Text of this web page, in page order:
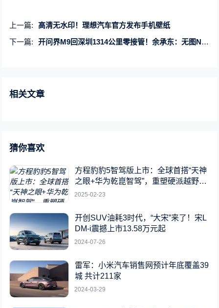
上一篇:
高清无水印！理想汽车官方发布手机壁纸
下一篇:
开问界M9回深圳1314公里零接管！余承东：无图NCA全国都能开
相关文章
猜你喜欢
方程豹豹5智驾版上市：全球首搭“天神
之眼+华为乾崑智驾”，重塑硬派越野新
标杆
2025-02-23
开创SUV油耗3时代，“大宋”来了！宋L
DM-i震撼上市13.58万元起
2024-07-26
雷军：小米汽车销售网预计年底覆盖39
城 共计211家
2024-03-29